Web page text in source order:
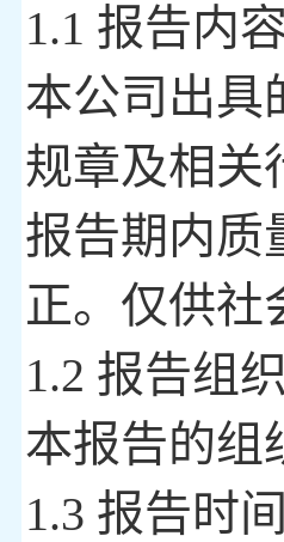
1.1 报告内
本公司出具
规章及相关
报告期内质
正。仅供社
1.2 报告组
本报告的组
1.3 报告时